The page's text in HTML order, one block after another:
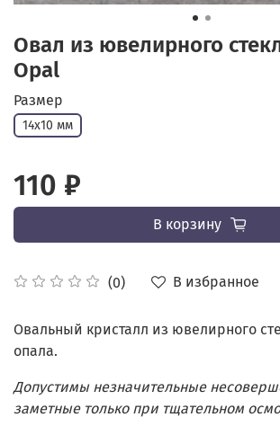
Овал из ювелирного
Opal
(0) В избранное
Размер
14х10 мм
110 ₽
В корзину
Овальный кристалл из ювелирного
опала.
Допустимы незначительные
заметные только при тщательном